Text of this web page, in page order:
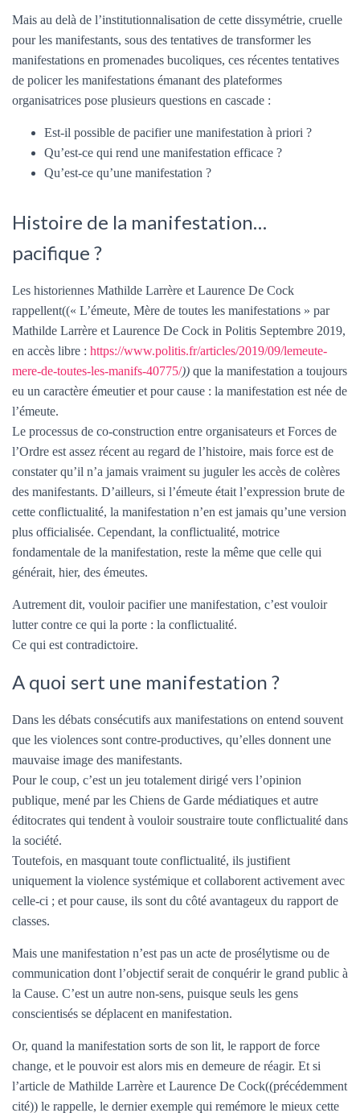
Mais au delà de l’institutionnalisation de cette dissymétrie, cruelle
pour les manifestants, sous des tentatives de transformer les
manifestations en promenades bucoliques, ces récentes tentatives
de policer les manifestations émanant des plateformes
organisatrices pose plusieurs questions en cascade :
Est-il possible de pacifier une manifestation à priori ?
Qu’est-ce qui rend une manifestation efficace ?
Qu’est-ce qu’une manifestation ?
Histoire de la manifestation…
pacifique ?
Les historiennes Mathilde Larrère et Laurence De Cock
rappellent((« L’émeute, Mère de toutes les manifestations » par
Mathilde Larrère et Laurence De Cock in Politis Septembre 2019,
en accès libre : https://www.politis.fr/articles/2019/09/lemeute-
mere-de-toutes-les-manifs-40775/)) que la manifestation a toujours
eu un caractère émeutier et pour cause : la manifestation est née de
l’émeute.
Le processus de co-construction entre organisateurs et Forces de
l’Ordre est assez récent au regard de l’histoire, mais force est de
constater qu’il n’a jamais vraiment su juguler les accès de colères
des manifestants. D’ailleurs, si l’émeute était l’expression brute de
cette conflictualité, la manifestation n’en est jamais qu’une version
plus officialisée. Cependant, la conflictualité, motrice
fondamentale de la manifestation, reste la même que celle qui
générait, hier, des émeutes.
Autrement dit, vouloir pacifier une manifestation, c’est vouloir
lutter contre ce qui la porte : la conflictualité.
Ce qui est contradictoire.
A quoi sert une manifestation ?
Dans les débats consécutifs aux manifestations on entend souvent
que les violences sont contre-productives, qu’elles donnent une
mauvaise image des manifestants.
Pour le coup, c’est un jeu totalement dirigé vers l’opinion
publique, mené par les Chiens de Garde médiatiques et autre
éditocrates qui tendent à vouloir soustraire toute conflictualité dans
la société.
Toutefois, en masquant toute conflictualité, ils justifient
uniquement la violence systémique et collaborent activement avec
celle-ci ; et pour cause, ils sont du côté avantageux du rapport de
classes.
Mais une manifestation n’est pas un acte de prosélytisme ou de
communication dont l’objectif serait de conquérir le grand public à
la Cause. C’est un autre non-sens, puisque seuls les gens
conscientisés se déplacent en manifestation.
Or, quand la manifestation sorts de son lit, le rapport de force
change, et le pouvoir est alors mis en demeure de réagir. Et si
l’article de Mathilde Larrère et Laurence De Cock((précédemment
cité)) le rappelle, le dernier exemple qui remémore le mieux cette